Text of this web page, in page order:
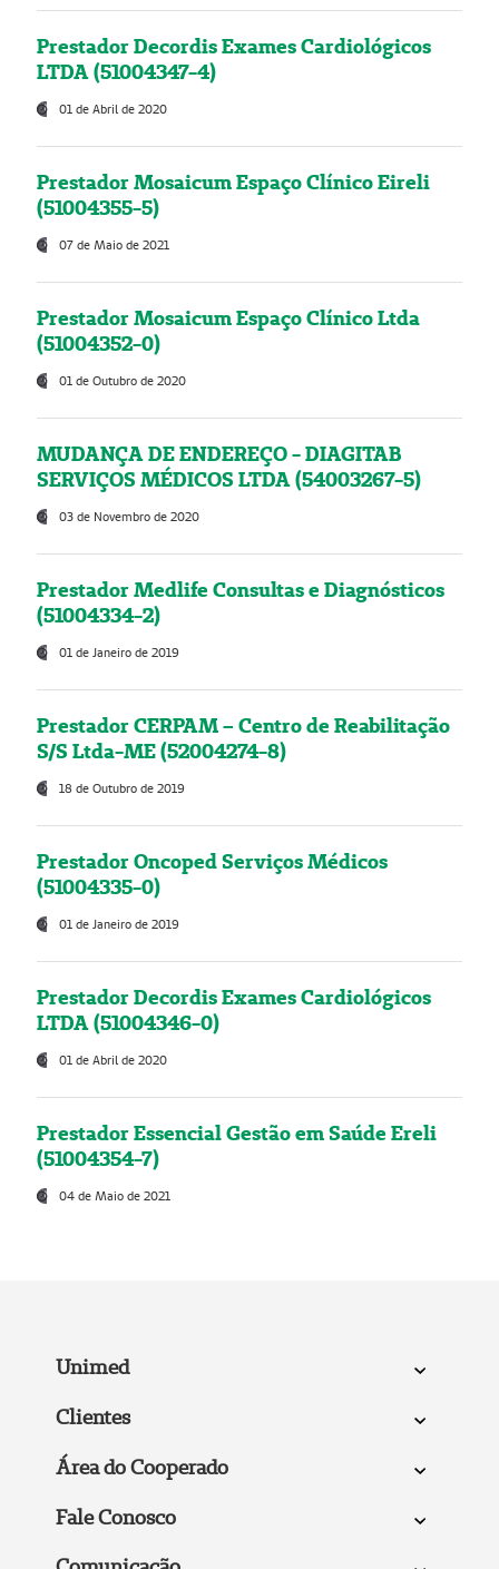
Prestador Decordis Exames Cardiológicos
LTDA (51004347-4)
01 de Abril de 2020
Prestador Mosaicum Espaço Clínico Eireli
(51004355-5)
07 de Maio de 2021
Prestador Mosaicum Espaço Clínico Ltda
(51004352-0)
01 de Outubro de 2020
MUDANÇA DE ENDEREÇO - DIAGITAB
SERVIÇOS MÉDICOS LTDA (54003267-5)
03 de Novembro de 2020
Prestador Medlife Consultas e Diagnósticos
(51004334-2)
01 de Janeiro de 2019
Prestador CERPAM – Centro de Reabilitação
S/S Ltda-ME (52004274-8)
18 de Outubro de 2019
Prestador Oncoped Serviços Médicos
(51004335-0)
01 de Janeiro de 2019
Prestador Decordis Exames Cardiológicos
LTDA (51004346-0)
01 de Abril de 2020
Prestador Essencial Gestão em Saúde Ereli
(51004354-7)
04 de Maio de 2021
Unimed
Clientes
Área do Cooperado
Fale Conosco